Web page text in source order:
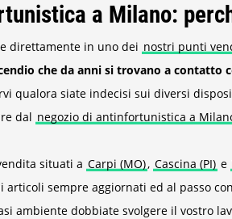
a Milano:
direttamente in uno dei nostri punti
che da anni si trovano a contatto
qualora siate indecisi sui diversi
dal negozio di antinfortunistica a
situati a Carpi (MO), Cascina (PI) e
sempre aggiornati ed al passo
ambiente dobbiate svolgere il vostro